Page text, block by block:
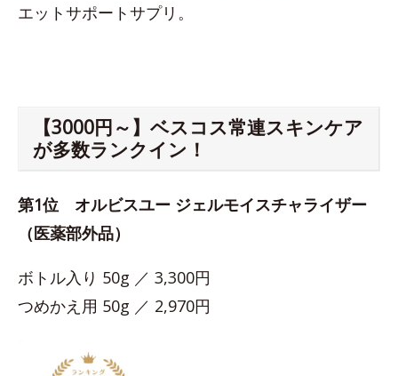
エットサポートサプリ。
【3000円～】ベスコス常連スキンケア
が多数ランクイン！
第1位 オルビスユー ジェルモイスチャライザー
（医薬部外品）
ボトル入り 50g ／ 3,300円
つめかえ用 50g ／ 2,970円